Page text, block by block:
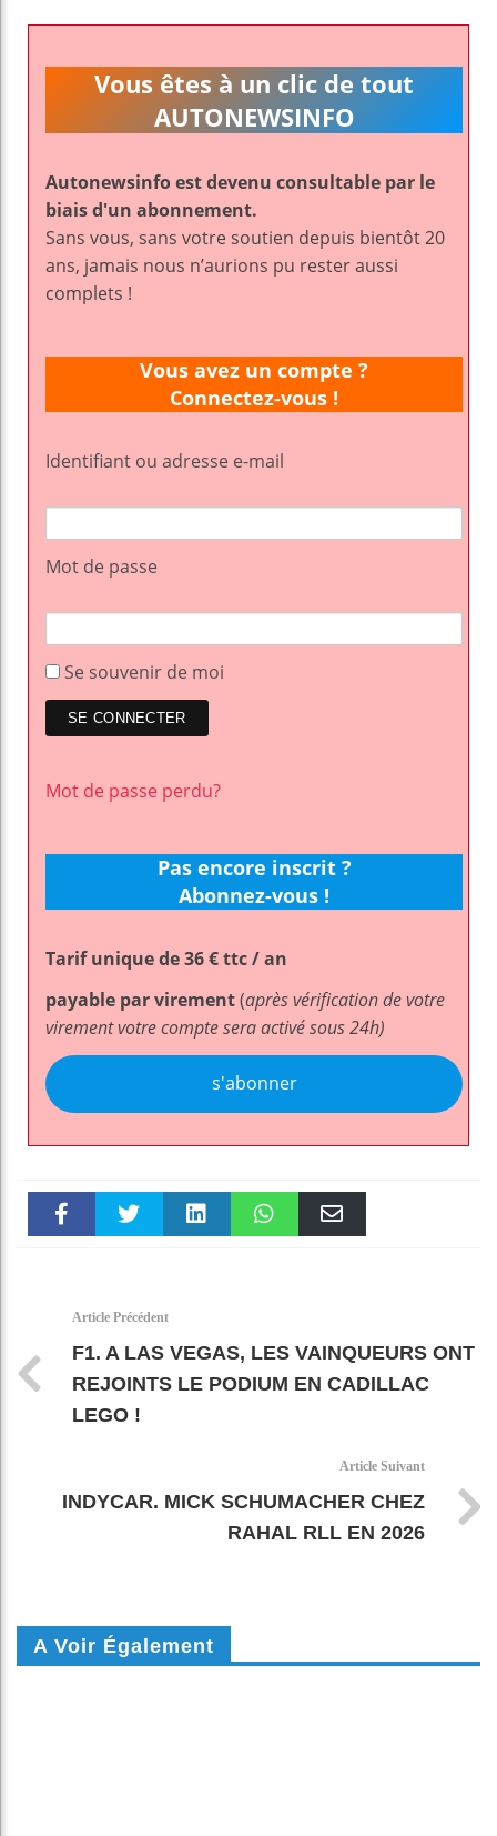
k pt
Vous êtes à un clic de tout
AUTONEWSINFO
Autonewsinfo est devenu consultable par le
biais d'un abonnement.
Sans vous, sans votre soutien depuis bientôt 20
ans, jamais nous n’aurions pu rester aussi
complets !
Vous avez un compte ?
Connectez-vous !
Identifiant ou adresse e-mail
Mot de passe
Se souvenir de moi
Mot de passe perdu?
Pas encore inscrit ?
Abonnez-vous !
Tarif unique de 36 € ttc / an
payable par virement(après vérification de votre
virement votre compte sera activé sous 24h)
s'abonner
Article Précédent
F1. A LAS VEGAS, LES VAINQUEURS ONT
REJOINTS LE PODIUM EN CADILLAC
LEGO !
Article Suivant
INDYCAR. MICK SCHUMACHER CHEZ
RAHAL RLL EN 2026
A Voir Également